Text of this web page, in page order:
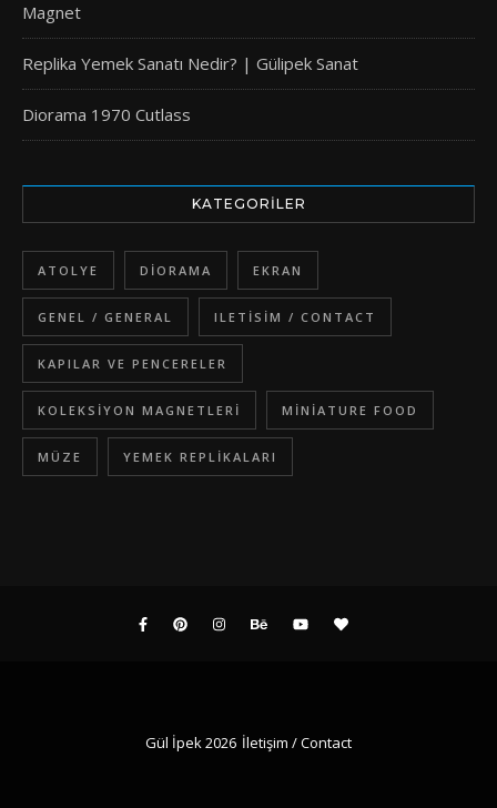
Magnet
Replika Yemek Sanatı Nedir? | Gülipek Sanat
Diorama 1970 Cutlass
KATEGORILER
ATOLYE DIORAMA EKRAN
GENEL / GENERAL ILETISIM / CONTACT
KAPILAR VE PENCERELER
KOLEKSIYON MAGNETLERI MINIATURE FOOD
MÜZE YEMEK REPLIKALARI
Gül İpek 2026 İletişim / Contact